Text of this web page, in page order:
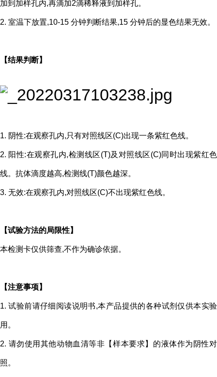
加到加样孔内,再滴加2滴稀释液到加样孔。
2. 室温下放置,10-15 分钟判断结果,15 分钟后的显色结果无效。
【结果判断】
1. 阴性:在观察孔内,只有对照线区(C)出现一条紫红色线。
2. 阳性:在观察孔内,检测线区(T)及对照线区(C)同时出现紫红色
线。抗体滴度越高,检测线(T)颜色越深。
3. 无效:在观察孔内,对照线区(C)不出现紫红色线。
【试验方法的局限性】
本检测卡仅供筛查,不作为确诊依据。
【注意事项】
1. 试验前请仔细阅读说明书,本产品提供的各种试剂仅供本实验
用。
2. 请勿使用其他动物血清等非【样本要求】的液体作为阴性对
照。